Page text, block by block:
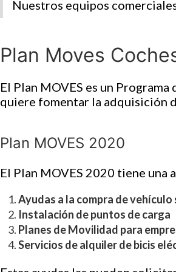
Nuestros equipos
Plan Moves
El Plan MOVES es un
quiere fomentar la adquisición
Plan MOVES 2020
El Plan MOVES 2020 tiene una
Ayudas a la compra de
Instalación de puntos de carga
Planes de Movilidad para
Servicios de alquiler de bicis